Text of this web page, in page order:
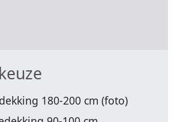
180-200 cm (foto)